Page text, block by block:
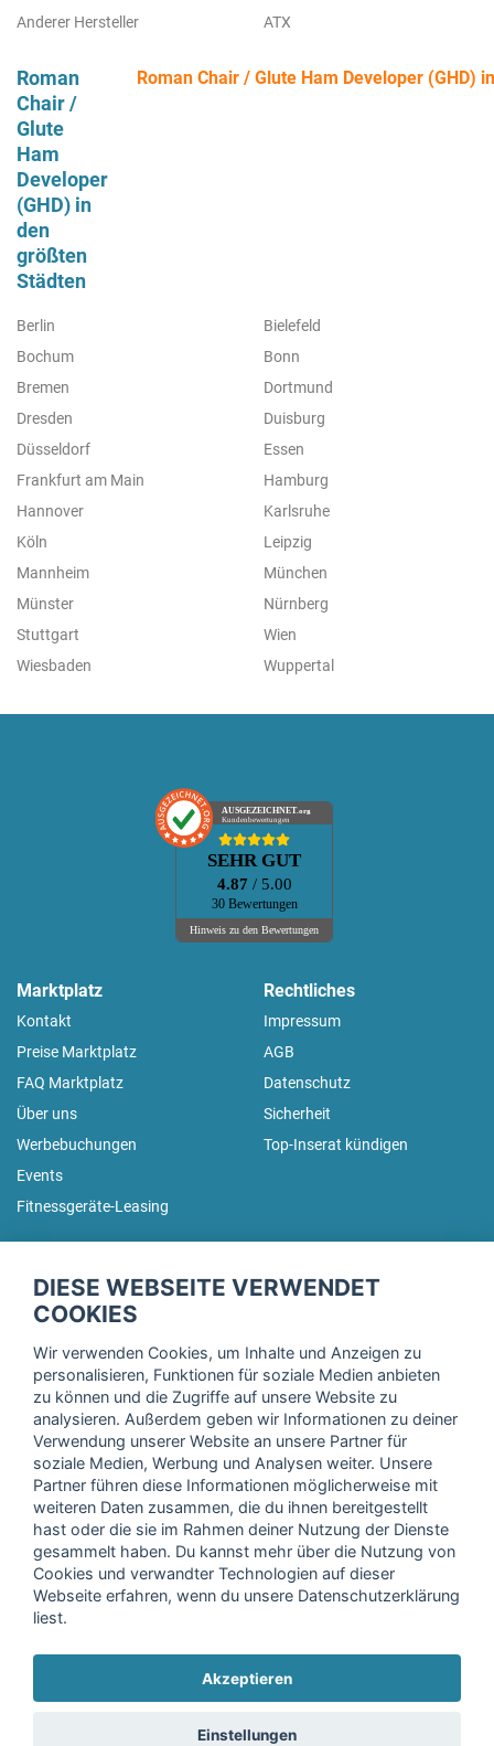
Anderer Hersteller ATX
Roman
Chair /
Glute
Ham
Developer
(GHD) in
den
größten
Städten
Roman Chair / Glute Ham Developer (GHD)
Berlin
Bielefeld
Bochum
Bonn
Bremen
Dortmund
Dresden
Duisburg
Düsseldorf
Essen
Frankfurt am Main
Hamburg
Hannover
Karlsruhe
Köln
Leipzig
Mannheim
München
Münster
Nürnberg
Stuttgart
Wien
Wiesbaden
Wuppertal
AUSGEZEICHNET.org
Kundenbewertungen
SEHR GUT
4.87 / 5.00
30 Bewertungen
Hinweis zu den Bewertungen
Marktplatz
Kontakt
Preise Marktplatz
FAQ Marktplatz
Über uns
Werbebuchungen
Events
Fitnessgeräte-Leasing
Rechtliches
Impressum
AGB
Datenschutz
Sicherheit
Top-Inserat kündigen
Trage dich hier für unseren Newsletter ein und erhalte regelmäßig
Ich stimme der Verarbeitung meiner Daten, wie in der
Einwilligungserklärungder fitnessmarkt.de services GmbH
beschrieben, zu und bestätige, dass ich das 16. Lebensjahr
vollendet habe. Ich kann diese Einwilligung jederzeit mit
Wirkung für die Zukunft widerrufen. Weitere Informationen
finden Sie in unsererDatenschutzerklärung.
Copyright © 2026 fitnessmarkt.de services GmbH
DIESE WEBSEITE VERWENDET
COOKIES
Wir verwenden Cookies, um Inhalte und Anzeigen zu
personalisieren, Funktionen für soziale Medien anbieten
zu können und die Zugriffe auf unsere Website zu
analysieren. Außerdem geben wir Informationen zu deiner
Verwendung unserer Website an unsere Partner für
soziale Medien, Werbung und Analysen weiter. Unsere
Partner führen diese Informationen möglicherweise mit
weiteren Daten zusammen, die du ihnen bereitgestellt
hast oder die sie im Rahmen deiner Nutzung der Dienste
gesammelt haben. Du kannst mehr über die Nutzung von
Cookies und verwandter Technologien auf dieser
Webseite erfahren, wenn du unsere Datenschutzerklärung
liest.
Akzeptieren
Einstellungen